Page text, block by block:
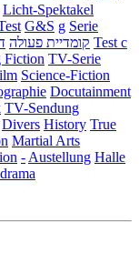
Licht-Spektakel
G&S g Serie
קומדיית פעולה Test c
Fiction TV-Serie
Science-Fiction
Docutainment
TV-Sendung
Divers History True
Martial Arts
- Austellung Halle